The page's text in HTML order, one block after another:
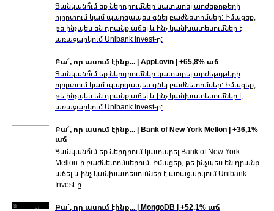
Ցանկանո՞ւմ եք ներդրումներ կատարել արժեթղթերի
ոլորտում կամ պարզապես գնել բաժնետոմսեր: Իմացեք,
թե ինչպես են դրանք աճել և ինչ կանխատեսումներ է
առաջարկում Unibank Invest-ը:
Բա՜, որ ասում էինք... | AppLovin | +65,8% աճ
Ցանկանո՞ւմ եք ներդրումներ կատարել արժեթղթերի
ոլորտում կամ պարզապես գնել բաժնետոմսեր: Իմացեք,
թե ինչպես են դրանք աճել և ինչ կանխատեսումներ է
առաջարկում Unibank Invest-ը:
Բա՜, որ ասում էինք... | Bank of New York Mellon | +36,1%
աճ
Ցանկանո՞ւմ եք ներդրում կատարել Bank of New York
Mellon-ի բաժնետոմսերում: Իմացեք, թե ինչպես են դրանք
աճել և ինչ կանխատեսումներ է առաջարկում Unibank
Invest-ը:
Բա՜, որ ասում էինք... | MongoDB | +52,1% աճ